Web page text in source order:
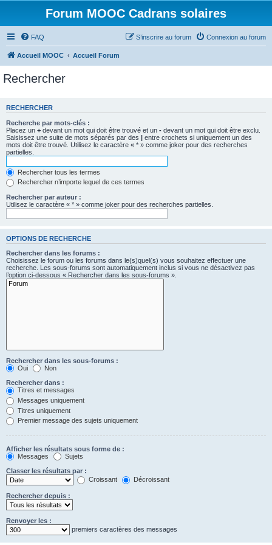
Forum MOOC Cadrans solaires
FAQ Connexion au forum
S’inscrire au forum
Accueil MOOC Accueil Forum
Rechercher
RECHERCHER
Recherche par mots-clés :
Placez un + devant un mot qui doit être trouvé et un - devant un mot qui doit être exclu.
Saisissez une suite de mots séparés par des | entre crochets si uniquement un des
mots doit être trouvé. Utilisez le caractère « * » comme joker pour des recherches
partielles.
Rechercher tous les termes
Rechercher n’importe lequel de ces termes
Rechercher par auteur :
Utilisez le caractère « * » comme joker pour des recherches partielles.
OPTIONS DE RECHERCHE
Rechercher dans les forums :
Choisissez le forum ou les forums dans le(s)quel(s) vous souhaitez effectuer une
recherche. Les sous-forums sont automatiquement inclus si vous ne désactivez pas
l’option ci-dessous « Rechercher dans les sous-forums ».
Rechercher dans les sous-forums :
Oui
Non
Rechercher dans :
Titres et messages
Messages uniquement
Titres uniquement
Premier message des sujets uniquement
Afficher les résultats sous forme de :
Messages
Sujets
Classer les résultats par :
Croissant
Décroissant
Rechercher depuis :
Renvoyer les :
premiers caractères des messages